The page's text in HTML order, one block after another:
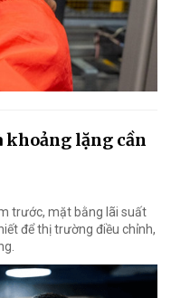
khoảng lặng cần
trước, mặt bằng lãi suất
để thị trường điều chỉnh,